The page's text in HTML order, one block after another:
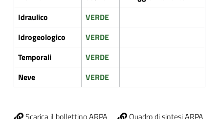
Idraulico
VERDE
Idrogeologico
VERDE
Temporali
VERDE
Neve
VERDE